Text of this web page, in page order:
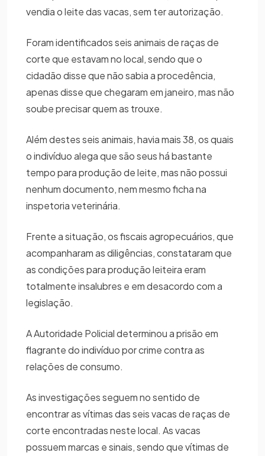
vendia o leite das vacas, sem ter autorização.
Foram identificados seis animais de raças de
corte que estavam no local, sendo que o
cidadão disse que não sabia a procedência,
apenas disse que chegaram em janeiro, mas não
soube precisar quem as trouxe.
Além destes seis animais, havia mais 38, os quais
o indivíduo alega que são seus há bastante
tempo para produção de leite, mas não possui
nenhum documento, nem mesmo ficha na
inspetoria veterinária.
Frente a situação, os fiscais agropecuários, que
acompanharam as diligências, constataram que
as condições para produção leiteira eram
totalmente insalubres e em desacordo com a
legislação.
A Autoridade Policial determinou a prisão em
flagrante do indivíduo por crime contra as
relações de consumo.
As investigações seguem no sentido de
encontrar as vítimas das seis vacas de raças de
corte encontradas neste local. As vacas
possuem marcas e sinais, sendo que vítimas de